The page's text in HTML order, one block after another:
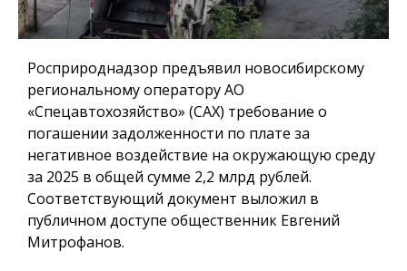
Росприроднадзор предъявил новосибирскому
региональному оператору АО
«Спецавтохозяйство» (САХ) требование о
погашении задолженности по плате за
негативное воздействие на окружающую среду
за 2025 в общей сумме 2,2 млрд рублей.
Соответствующий документ выложил в
публичном доступе общественник Евгений
Митрофанов.